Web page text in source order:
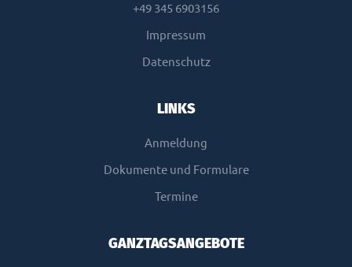
+49 345 6903156
Impressum
Datenschutz
LINKS
Anmeldung
Dokumente und Formulare
Termine
GANZTAGSANGEBOTE